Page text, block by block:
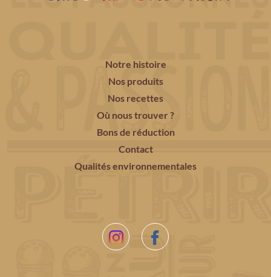
Notre histoire
Nos produits
Nos recettes
Où nous trouver ?
Bons de réduction
Contact
Qualités environnementales